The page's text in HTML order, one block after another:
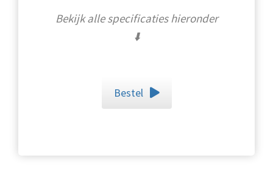
Bekijk alle specificaties hieronder
⬇️
Bestel